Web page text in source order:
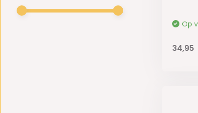
Op
34,95